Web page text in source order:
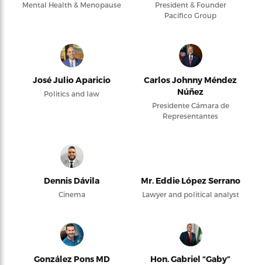
Mental Health & Menopause
President & Founder
Pacifico Group
José Julio Aparicio
Politics and law
Carlos Johnny Méndez
Núñez
Presidente Cámara de
Representantes
Dennis Dávila
Cinema
Mr. Eddie López Serrano
Lawyer and political analyst
González Pons MD
Hon. Gabriel “Gaby”